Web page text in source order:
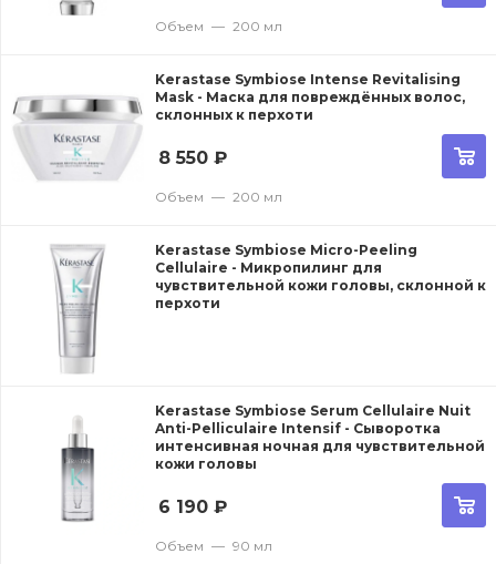
Объем — 200 мл
Kerastase Symbiose Intense Revitalising
Mask - Маска для повреждённых волос,
склонных к перхоти
8 550 ₽
Объем — 200 мл
Kerastase Symbiose Micro-Peeling
Cellulaire - Микропилинг для
чувствительной кожи головы, склонной к
перхоти
Kerastase Symbiose Serum Cellulaire Nuit
Anti-Pelliculaire Intensif - Сыворотка
интенсивная ночная для чувствительной
кожи головы
6 190 ₽
Объем — 90 мл